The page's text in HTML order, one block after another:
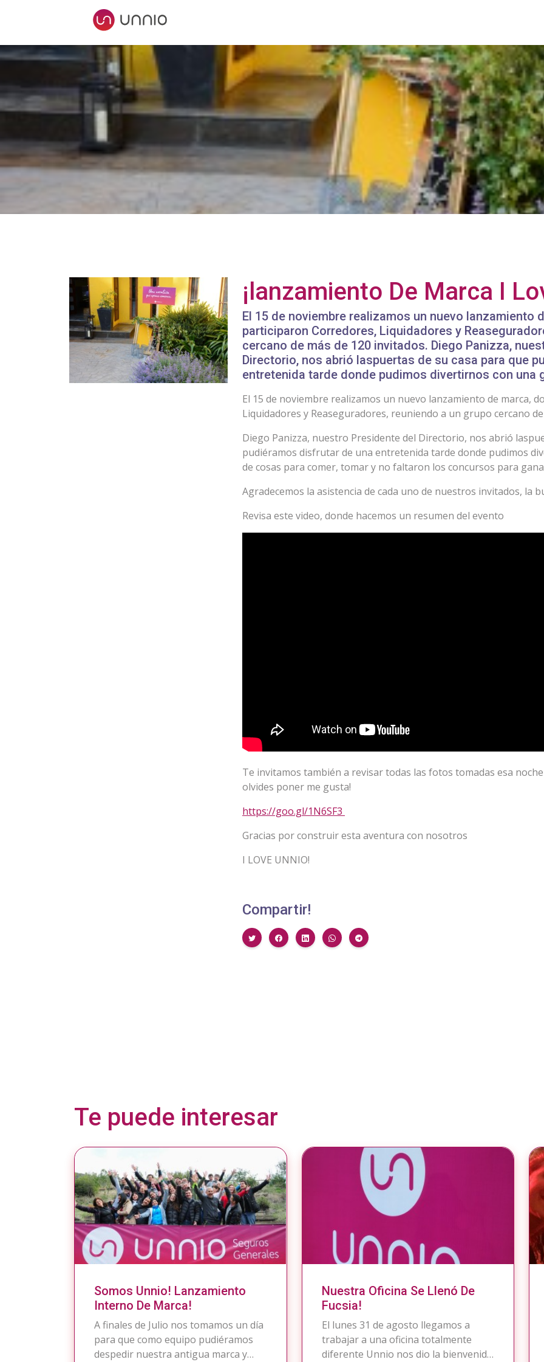
¡lanzamiento De Marca I
El 15 de noviembre realizamos un nuevo lanzamiento
participaron Corredores, Liquidadores y
cercano de más de 120 invitados. Diego Panizza,
Directorio, nos abrió laspuertas de su casa para que
entretenida tarde donde pudimos divertirnos con una
El 15 de noviembre realizamos un nuevo lanzamiento de marca,
Liquidadores y Reaseguradores, reuniendo a un grupo cercano
Diego Panizza, nuestro Presidente del Directorio, nos abrió
pudiéramos disfrutar de una entretenida tarde donde pudimos
de cosas para comer, tomar y no faltaron los concursos para
Agradecemos la asistencia de cada uno de nuestros invitados, la
Revisa este video, donde hacemos un resumen del evento
Te invitamos también a revisar todas las fotos tomadas esa
olvides poner me gusta!
https://goo.gl/1N6SF3
Gracias por construir esta aventura con nosotros
I LOVE UNNIO!
Compartir!
Te puede interesar
Somos Unnio! Lanzamiento
Interno De Marca!
A finales de Julio nos tomamos un día
para que como equipo pudiéramos
despedir nuestra antigua marca y
Nuestra Oficina Se Llenó De
Fucsia!
El lunes 31 de agosto llegamos a
trabajar a una oficina totalmente
diferente Unnio nos dio la bienvenida